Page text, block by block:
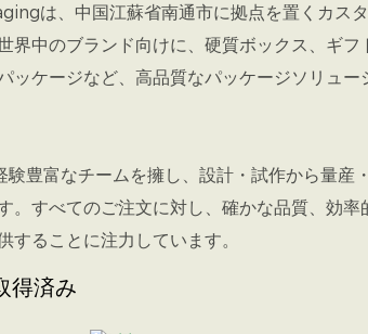
は、中国江蘇省南通市に拠点を置くカス
界中のブランド向けに、硬質ボックス、ギフ
ッケージなど、高品質なパッケージソリュー
豊富なチームを擁し、設計・試作から量産
。すべてのご注文に対し、確かな品質、効率
することに注力しています。
得済み